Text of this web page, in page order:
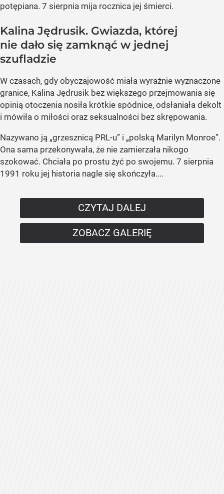
potępiana. 7 sierpnia mija rocznica jej śmierci.
Kalina Jędrusik. Gwiazda, której
nie dało się zamknąć w jednej
szufladzie
W czasach, gdy obyczajowość miała wyraźnie wyznaczone
granice, Kalina Jędrusik bez większego przejmowania się
opinią otoczenia nosiła krótkie spódnice, odsłaniała dekolt
i mówiła o miłości oraz seksualności bez skrępowania.
Nazywano ją „grzesznicą PRL-u” i „polską Marilyn Monroe”.
Ona sama przekonywała, że nie zamierzała nikogo
szokować. Chciała po prostu żyć po swojemu. 7 sierpnia
1991 roku jej historia nagle się skończyła....
CZYTAJ DALEJ
ZOBACZ GALERIĘ